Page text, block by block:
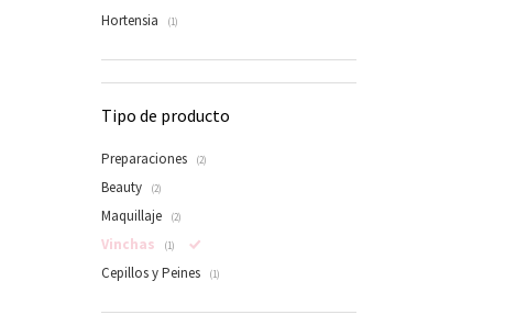
Hortensia (1)
Tipo de producto
Preparaciones (2)
Beauty (2)
Maquillaje (2)
Vinchas (1)
Cepillos y Peines (1)